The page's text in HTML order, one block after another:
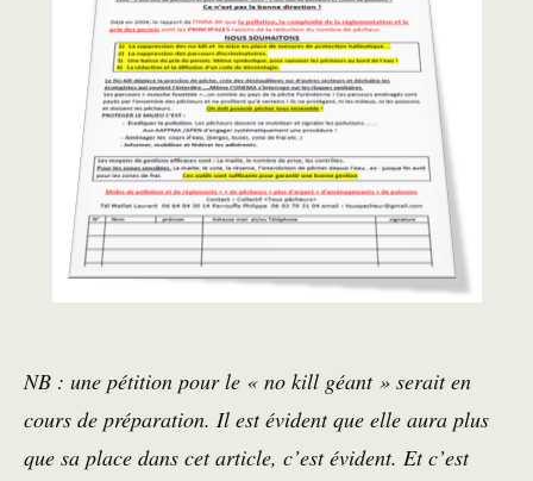
NB : une pétition pour le « no kill géant » serait en
cours de préparation. Il est évident que elle aura plus
que sa place dans cet article, c’est évident. Et c’est